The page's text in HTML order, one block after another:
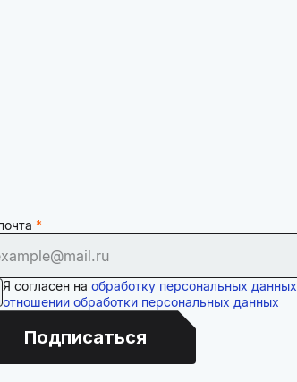
Я согласен на обработку персональных данных
отношении обработки персональных данных
Подписаться